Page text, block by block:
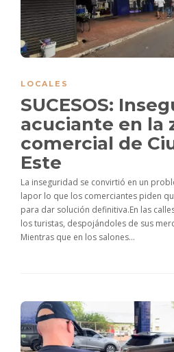
LOCALES
SUCESOS:
acuciante en la
comercial de
Este
La inseguridad se convirtió en un
lapor lo que los comerciantes piden
para dar solución definitiva.En las
los turistas, despojándoles de sus
Mientras que en los salones...